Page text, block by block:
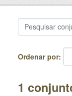
Ordenar por
1